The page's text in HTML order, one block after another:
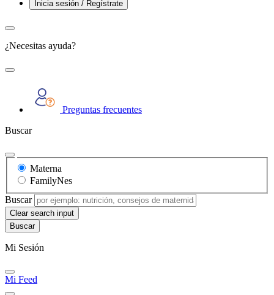
Inicia sesión / Regístrate
¿Necesitas ayuda?
Preguntas frecuentes
Buscar
Materna
FamilyNes
Buscar
Clear search input
Mi Sesión
Mi Feed